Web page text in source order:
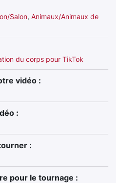
Salon, Animaux/Animaux de
du corps pour TikTok
vidéo :
:
:
pour le tournage :